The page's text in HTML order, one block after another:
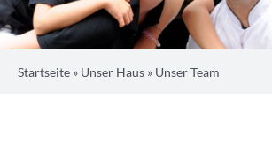
Startseite » Unser Haus » Unser Team